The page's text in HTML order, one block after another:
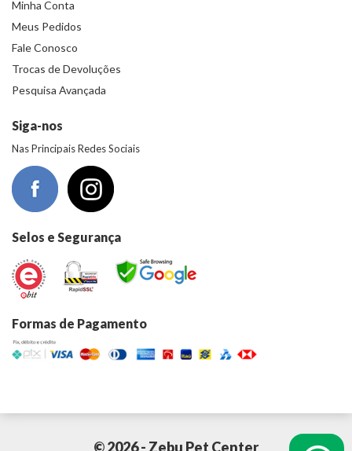
Minha Conta
Meus Pedidos
Fale Conosco
Trocas de Devoluções
Pesquisa Avançada
Siga-nos
Nas Principais Redes Sociais
Selos e Segurança
Formas de Pagamento
© 2026 - Zebu Pet Center